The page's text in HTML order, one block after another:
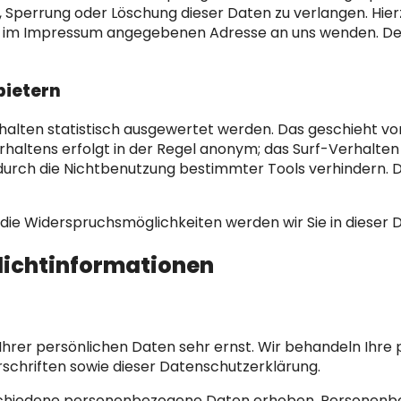
oder Löschung dieser Daten zu verlangen.
Impressum angegebenen Adresse an uns wenden.
statistisch ausgewertet werden. Das geschieht
erfolgt in der Regel anonym; das Surf-
die Nichtbenutzung bestimmter Tools verhindern.
Widerspruchsmöglichkeiten werden wir Sie in
persönlichen Daten sehr ernst. Wir behandeln
sowie dieser Datenschutzerklärung.